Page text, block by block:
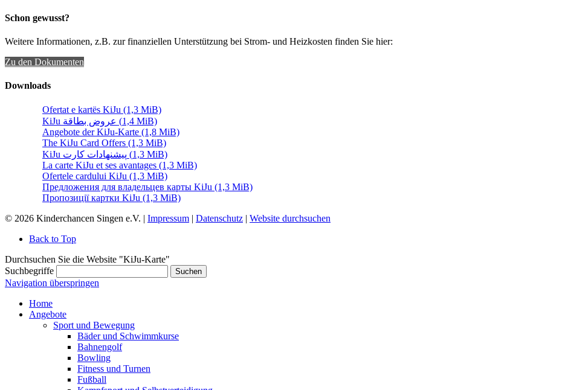
Schon gewusst?
Weitere Informationen, z.B. zur finanziellen Unterstützung bei Strom- und Heizkosten finden Sie hier:
Zu den Dokumenten
Downloads
Ofertat e kartës KiJu (1,3 MiB)
(1,4 MiB)
Angebote der KiJu-Karte (1,8 MiB)
The KiJu Card Offers (1,3 MiB)
(1,3 MiB)
La carte KiJu et ses avantages (1,3 MiB)
Ofertele cardului KiJu (1,3 MiB)
Предложения для владельцев карты KiJu (1,3 MiB)
Пропозиції картки KiJu (1,3 MiB)
© 2026 Kinderchancen Singen e.V. | Impressum | Datenschutz | Website durchsuchen
Back to Top
Durchsuchen Sie die Website "KiJu-Karte"
Suchbegriffe
Suchen
Navigation überspringen
Home
Angebote
Sport und Bewegung
Bäder und Schwimmkurse
Bahnengolf
Bowling
Fitness und Turnen
Fußball